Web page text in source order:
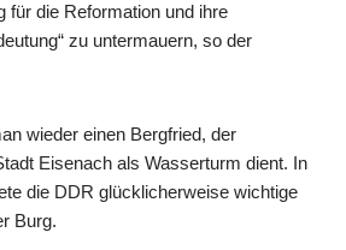
für die Reformation und ihre
zu untermauern, so der
wieder einen Bergfried, der
Eisenach als Wasserturm dient. In
die DDR glücklicherweise wichtige
Burg.